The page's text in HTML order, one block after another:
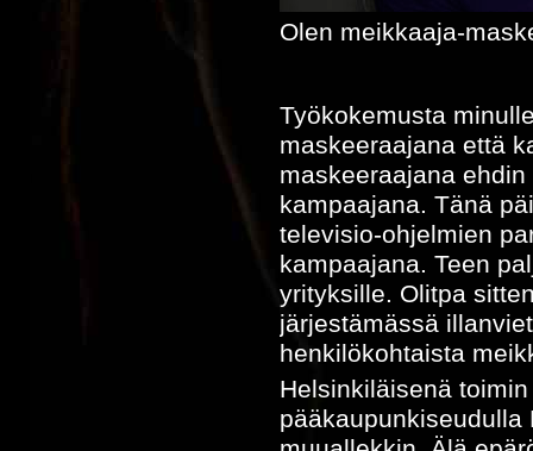
Olen meikkaaja-
Työkokemusta
maskeeraajana että
maskeeraajana
kampaajana. Tänä
televisio-ohjelmien
kampaajana. Teen
yrityksille. Olitpa
järjestämässä
henkilökohtaista
Helsinkiläisenä
pääkaupunkiseudulla